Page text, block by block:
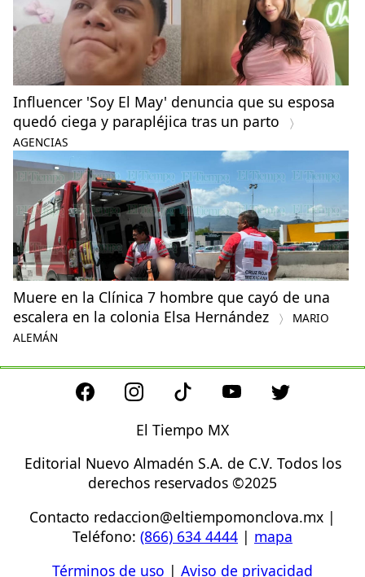
Influencer 'Soy El May' denuncia que su esposa
quedó ciega y parapléjica tras un parto
AGENCIAS
Muere en la Clínica 7 hombre que cayó de una
escalera en la colonia Elsa Hernández
MARIO
ALEMÁN
El Tiempo MX
Editorial Nuevo Almadén S.A. de C.V. Todos los
derechos reservados ©2025
Contacto redaccion@eltiempomonclova.mx |
Teléfono: (866) 634 4444 | mapa
Términos de uso | Aviso de privacidad